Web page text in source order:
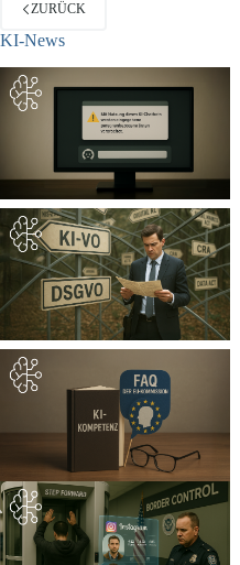
ZURÜCK
KI-News